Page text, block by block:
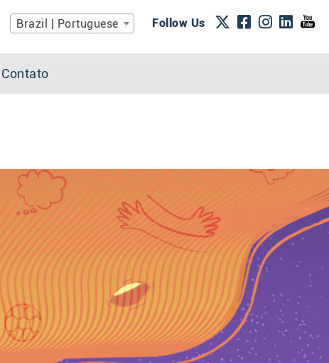
Brazil | Portuguese Follow Us
Contato